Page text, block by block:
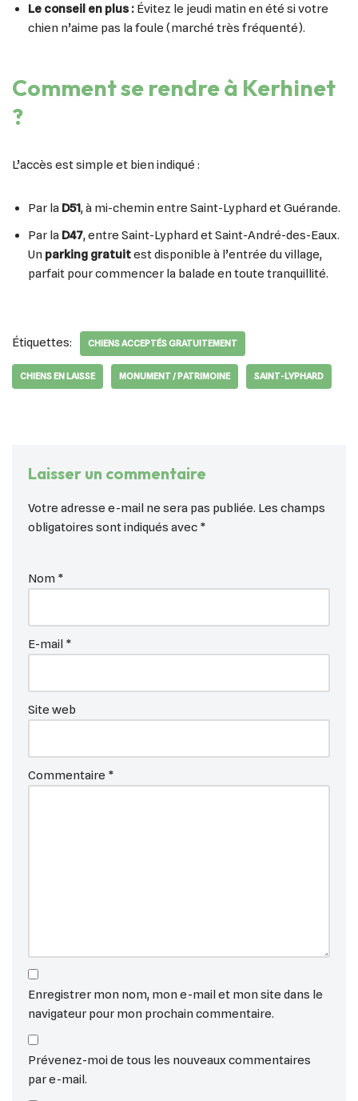
Le conseil en plus : Évitez le jeudi matin en été si votre
chien n’aime pas la foule (marché très fréquenté).
Comment se rendre à Kerhinet
?
L’accès est simple et bien indiqué :
Par la D51, à mi-chemin entre Saint-Lyphard et Guérande.
Par la D47, entre Saint-Lyphard et Saint-André-des-Eaux.
Un parking gratuitest disponible à l’entrée du village,
parfait pour commencer la balade en toute tranquillité.
Étiquettes: CHIENS ACCEPTÉS GRATUITEMENT
CHIENS EN LAISSE MONUMENT / PATRIMOINE SAINT-LYPHARD
Laisser un commentaire
Votre adresse e-mail ne sera pas publiée. Les champs
obligatoires sont indiqués avec *
Nom *
E-mail *
Site web
Commentaire *
Enregistrer mon nom, mon e-mail et mon site dans le
navigateur pour mon prochain commentaire.
Prévenez-moi de tous les nouveaux commentaires
par e-mail.